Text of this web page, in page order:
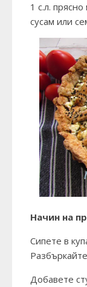
1 с.л. прясно
сусам или
Начин на
Сипете в
Добавете